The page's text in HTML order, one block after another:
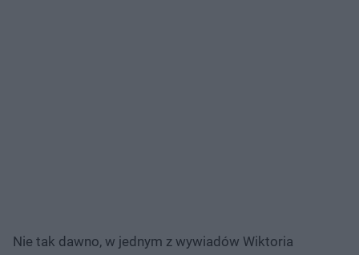
Nie tak dawno, w jednym z wywiadów Wiktoria